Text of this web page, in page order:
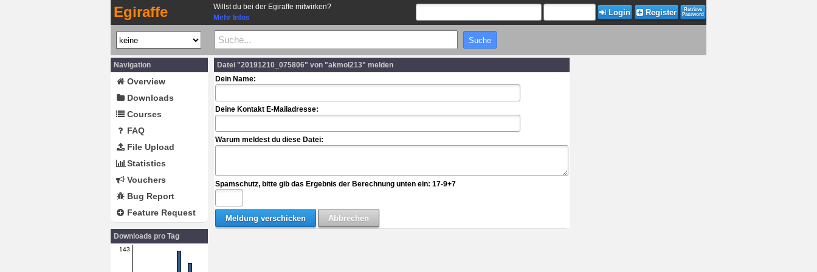
Egiraffe
Willst du bei der Egiraffe mitwirken?
Mehr Infos
Login Register
Retrieve
Password
Navigation
Overview
Downloads
Courses
FAQ
File Upload
Statistics
Vouchers
Bug Report
Feature Request
Downloads pro Tag
143
Datei "20191210_075806" von "akmol213" melden
Dein Name:
Deine Kontakt E-Mailadresse:
Warum meldest du diese Datei:
Spamschutz, bitte gib das Ergebnis der Berechnung unten ein: 17-9+7